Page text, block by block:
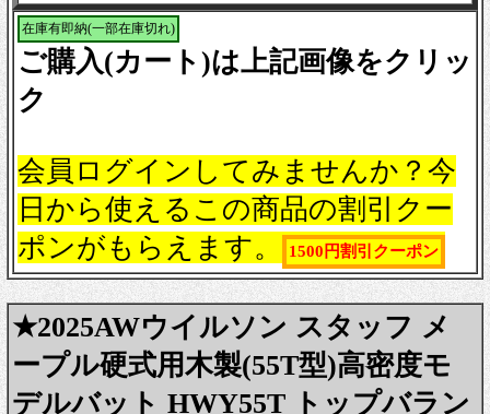
在庫有即納(一部在庫切れ)
ご購入(カート)は上記画像をクリッ
ク
会員ログインしてみませんか？今
日から使えるこの商品の割引クー
ポンがもらえます。
1500円割引クーポン
★2025AWウイルソン スタッフ メ
ープル硬式用木製(55T型)高密度モ
デルバット HWY55T トップバラン